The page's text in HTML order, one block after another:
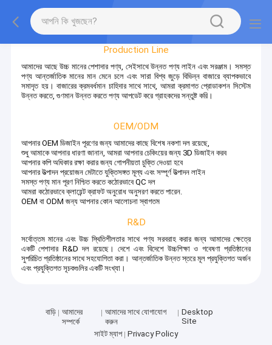
Production Line
আমাদের আছে উচ্চ মানের পেশাদার পণ্য, সেইসাথে উন্নত পণ্য লাইন এবং সরঞ্জাম। সমস্ত
পণ্য আন্তর্জাতিক মানের মান মেনে চলে এবং সারা বিশ্ব জুড়ে বিভিন্ন বাজারে ব্যাপকভাবে
সমাদৃত হয়। বাজারের ক্রমবর্ধমান চাহিদার সাথে সাথে, আমরা ক্রমাগত প্রোডাকশন সিস্টেম
উন্নত করতে, গুণমান উন্নত করতে পণ্য আপডেট করে গ্রাহকদের সন্তুষ্ট করি।
OEM/ODM
আপনার OEM ডিজাইন পূরণের জন্য আমাদের কাছে বিশেষ নকশা দল রয়েছে,
শুধু আমাকে আপনার ধারণা জানান, আমরা আপনার চেকিংয়ের জন্য 3D ডিজাইন করব
আপনার কপি অধিকার রক্ষা করার জন্য গোপনীয়তা চুক্তি দেওয়া হবে
আপনার উত্পাদন প্রয়োজন মেটাতে যুক্তিসঙ্গত মূল্য এবং সম্পূর্ণ উত্পাদন লাইন
সমস্ত পণ্য মান পূরণ নিশ্চিত করতে কঠোরভাবে QC দল
আমরা কঠোরভাবে ক্লায়েন্ট ক্রাফট অনুরোধ অনুসরণ করতে পারেন.
OEM বা ODM জন্য আপনার কোন আলোচনা স্বাগতম
R&D
সর্বোত্তম মানের এবং উচ্চ স্থিতিশীলতার সাথে পণ্য সরবরাহ করার জন্য আমাদের ক্ষেত্রে
একটি পেশাদার R&D দল রয়েছে। দেশে এবং বিদেশে উচ্চশিক্ষা ও গবেষণা প্রতিষ্ঠানের
সুপরিচিত প্রতিষ্ঠানের সাথে সহযোগিতা করা। আন্তর্জাতিক উন্নত স্তরে মূল প্রযুক্তিগত অর্জন
এবং প্রযুক্তিগত সূচকগুলির একটি সংখ্যা।
বাড়ি
আমাদের
সম্পর্কে
আমাদের সাথে যোগাযোগ
করুন
Desktop
Site
সাইট ম্যাপ
Privacy Policy